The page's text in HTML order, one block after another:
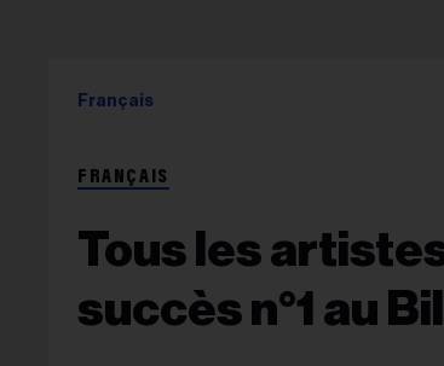
Français
FRANÇAIS
Tous les
succès n°1 au